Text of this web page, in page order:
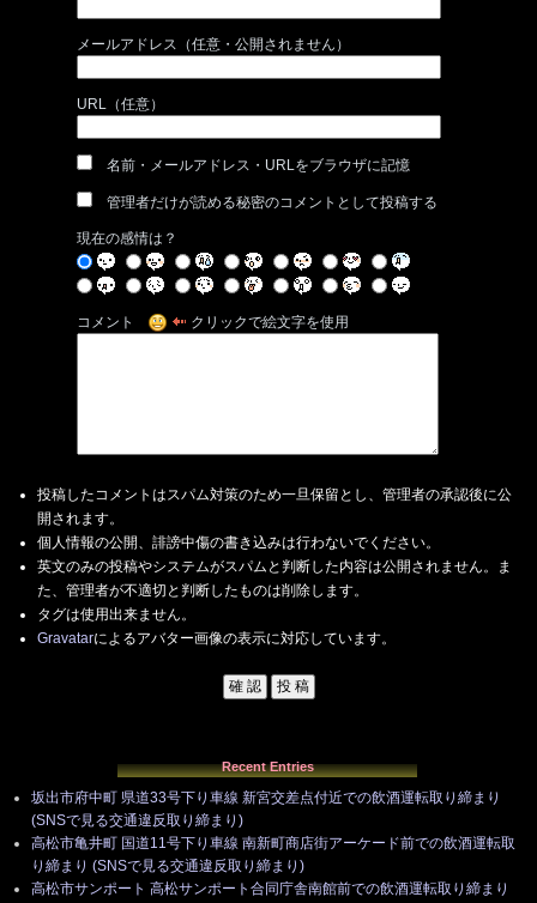
メールアドレス（任意・公開されません）
URL（任意）
名前・メールアドレス・URLをブラウザに記憶
管理者だけが読める秘密のコメントとして投稿する
現在の感情は？
コメント クリックで絵文字を使用
投稿したコメントはスパム対策のため一旦保留とし、管理者の承認後に公
開されます。
個人情報の公開、誹謗中傷の書き込みは行わないでください。
英文のみの投稿やシステムがスパムと判断した内容は公開されません。ま
た、管理者が不適切と判断したものは削除します。
タグは使用出来ません。
Gravatarによるアバター画像の表示に対応しています。
Recent Entries
坂出市府中町 県道33号下り車線 新宮交差点付近での飲酒運転取り締まり
(SNSで見る交通違反取り締まり)
高松市亀井町 国道11号下り車線 南新町商店街アーケード前での飲酒運転取
り締まり (SNSで見る交通違反取り締まり)
高松市サンポート 高松サンポート合同庁舎南館前での飲酒運転取り締まり